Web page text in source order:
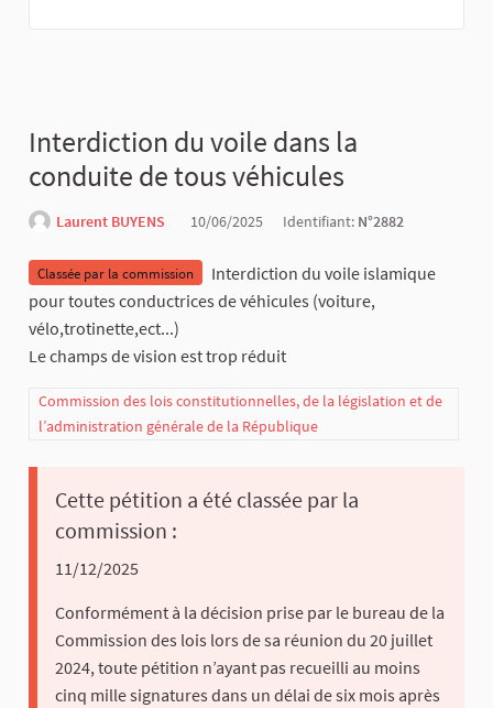
Interdiction du voile dans la
conduite de tous véhicules
Laurent BUYENS 10/06/2025 Identifiant: N°2882
Classée par la commission
Interdiction du voile islamique
pour toutes conductrices de véhicules (voiture,
vélo,trotinette,ect...)
Le champs de vision est trop réduit
Commission des lois constitutionnelles, de la législation et de
l’administration générale de la République
Cette pétition a été classée par la
commission :
11/12/2025
Conformément à la décision prise par le bureau de la
Commission des lois lors de sa réunion du 20 juillet
2024, toute pétition n’ayant pas recueilli au moins
cinq mille signatures dans un délai de six mois après